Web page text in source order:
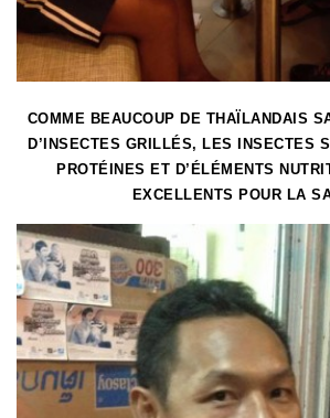
COMME BEAUCOUP DE THAÏLANDAIS
D’INSECTES GRILLÉS, LES INSECTES
PROTÉINES ET D’ÉLÉMENTS
EXCELLENTS POUR LA